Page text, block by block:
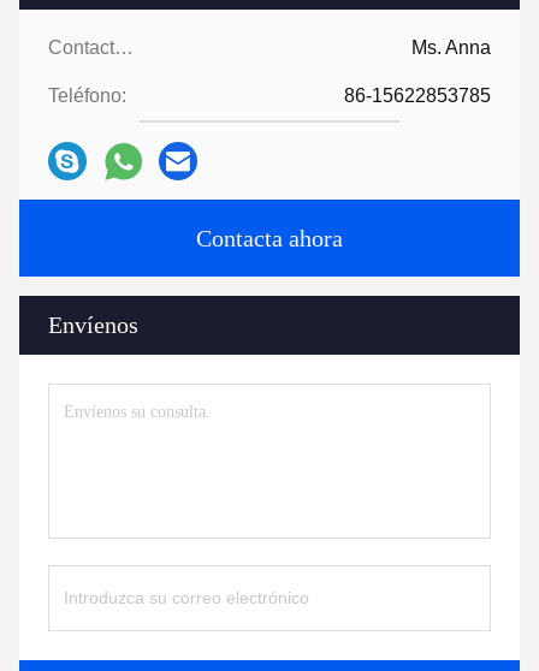
Contactos: Ms. Anna
Teléfono: 86-15622853785
Contacta ahora
Envíenos